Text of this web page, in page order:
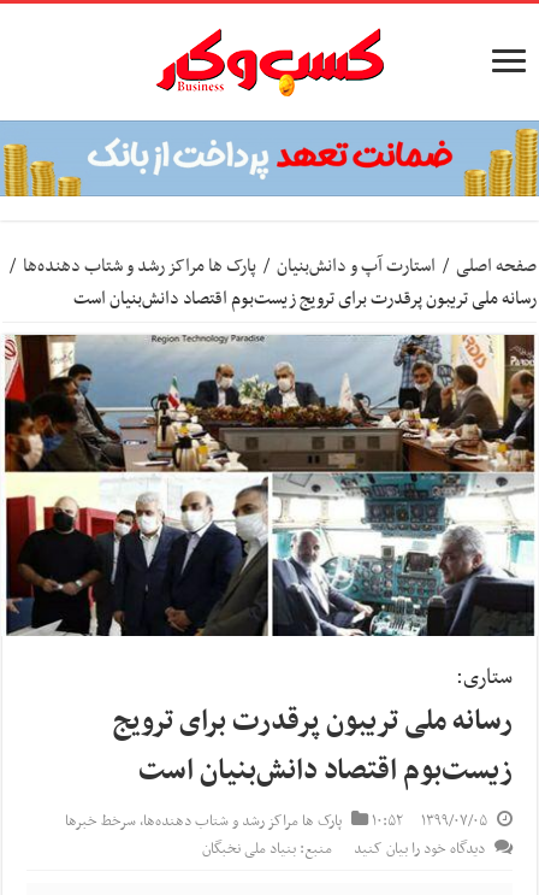
صفحه اصلی / استارت آپ‌ و دانش‌بنیان‌ / پارک ها مراکز رشد و شتاب‌ دهنده‌ها /
رسانه ملی تریبون پرقدرت برای ترویج زیست‌بوم اقتصاد دانش‌‌بنیان است
ستاری:
رسانه ملی تریبون پرقدرت برای ترویج
زیست‌بوم اقتصاد دانش‌‌بنیان است
۱۳۹۹/۰۷/۰۵ ۱۰:۵۲ پارک ها مراکز رشد و شتاب‌ دهنده‌ها,سرخط خبرها
دیدگاه خود را بیان کنید
منبع: بنیاد ملی نخبگان